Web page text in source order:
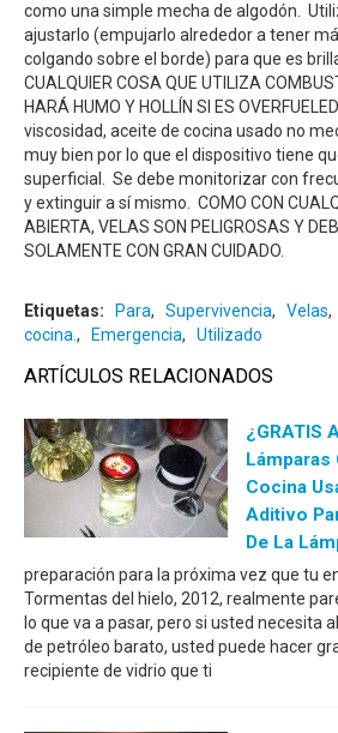
como una simple mecha de algodón.
ajustarlo (empujarlo alrededor a tener
colgando sobre el borde) para que es
CUALQUIER COSA QUE UTILIZA
HARÁ HUMO Y HOLLÍN SI ES
viscosidad, aceite de cocina usado no
muy bien por lo que el dispositivo tiene
superficial. Se debe monitorizar con
y extinguir a sí mismo. COMO CON
ABIERTA, VELAS SON PELIGROSAS Y
SOLAMENTE CON GRAN CUIDADO.
Etiquetas: Para, Supervivencia, Velas,
cocina. , Emergencia, Utilizado
ARTÍCULOS RELACIONADOS
¿GRATIS
Lámparas
Cocina
Aditivo
De La
preparación para la próxima vez que tu
Tormentas del hielo, 2012, realmente
lo que va a pasar, pero si usted necesita
de petróleo barato, usted puede hacer
recipiente de vidrio que ti